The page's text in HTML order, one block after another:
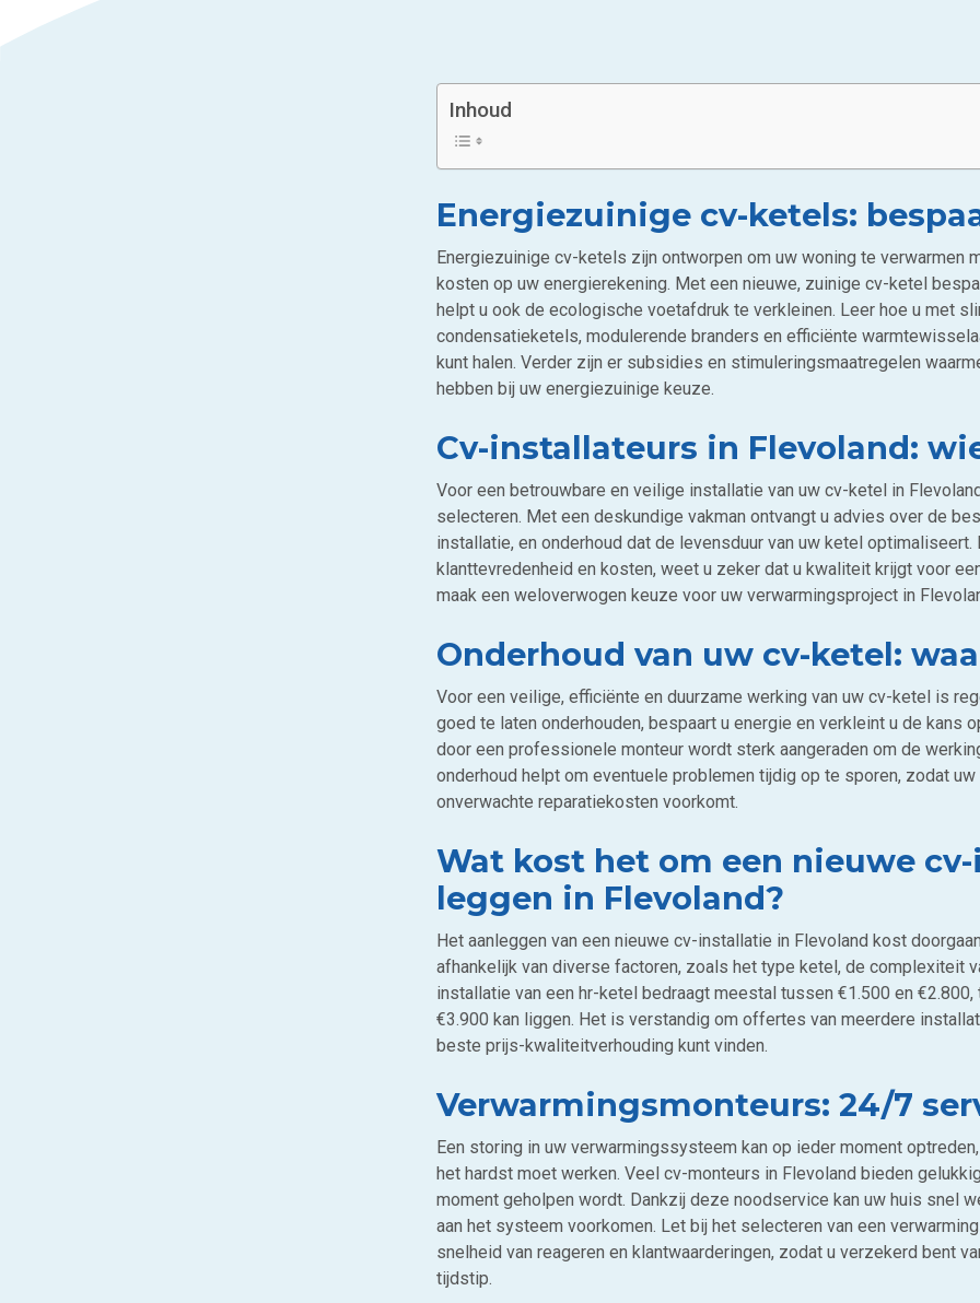
Inhoud
Energiezuinige cv-ketels:
Energiezuinige cv-ketels zijn ontworpen om uw woning te verwarmen
kosten op uw energierekening. Met een nieuwe, zuinige cv-ketel
helpt u ook de ecologische voetafdruk te verkleinen. Leer hoe u met
condensatieketels, modulerende branders en efficiënte
kunt halen. Verder zijn er subsidies en stimuleringsmaatregelen
hebben bij uw energiezuinige keuze.
Cv-installateurs in Flevoland:
Voor een betrouwbare en veilige installatie van uw cv-ketel in
selecteren. Met een deskundige vakman ontvangt u advies over de
installatie, en onderhoud dat de levensduur van uw ketel
klanttevredenheid en kosten, weet u zeker dat u kwaliteit krijgt voor
maak een weloverwogen keuze voor uw verwarmingsproject in
Onderhoud van uw cv-ketel:
Voor een veilige, efficiënte en duurzame werking van uw cv-ketel is
goed te laten onderhouden, bespaart u energie en verkleint u de kans
door een professionele monteur wordt sterk aangeraden om de
onderhoud helpt om eventuele problemen tijdig op te sporen, zodat
onverwachte reparatiekosten voorkomt.
Wat kost het om een nieuwe
leggen in Flevoland?
Het aanleggen van een nieuwe cv-installatie in Flevoland kost
afhankelijk van diverse factoren, zoals het type ketel, de complexiteit
installatie van een hr-ketel bedraagt meestal tussen €1.500 en
€3.900 kan liggen. Het is verstandig om offertes van meerdere
beste prijs-kwaliteitverhouding kunt vinden.
Verwarmingsmonteurs: 24/7
Een storing in uw verwarmingssysteem kan op ieder moment
het hardst moet werken. Veel cv-monteurs in Flevoland bieden
moment geholpen wordt. Dankzij deze noodservice kan uw huis snel
aan het systeem voorkomen. Let bij het selecteren van een
snelheid van reageren en klantwaarderingen, zodat u verzekerd bent
tijdstip.